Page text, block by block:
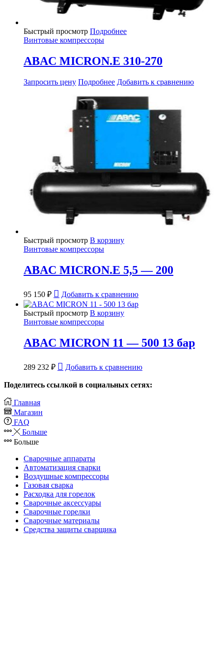
Быстрый просмотр Подробнее
Винтовые компрессоры
ABAC MICRON.E 310-270
Запросить цену Подробнее Добавить к сравнению
Быстрый просмотр В корзину
Винтовые компрессоры
ABAC MICRON.E 5,5 — 200
95 150 ₽ Добавить к сравнению
Быстрый просмотр В корзину
Винтовые компрессоры
ABAC MICRON 11 — 500 13 бар
289 232 ₽ Добавить к сравнению
Поделитесь ссылкой в социальных сетях:
Главная
Магазин
FAQ
Больше
Больше
Сварочные аппараты
Автоматизация сварки
Воздушные компрессоры
Газовая сварка
Расходка для горелок
Сварочные аксессуары
Сварочные горелки
Сварочные материалы
Средства защиты сварщика